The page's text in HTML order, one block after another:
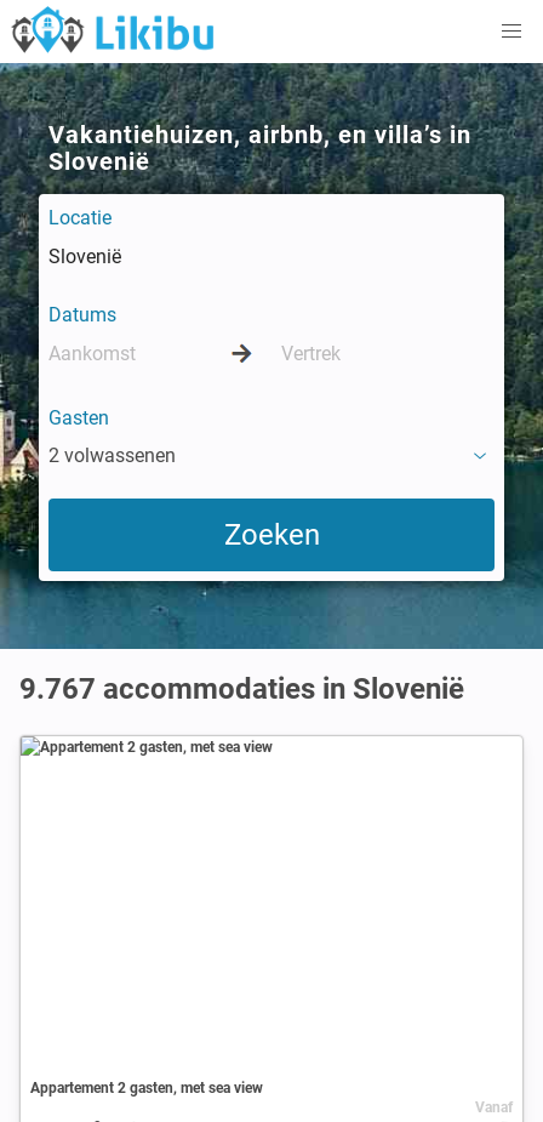
Vakantiehuizen, airbnb, en villa’s in
Slovenië
Locatie
Datums
Gasten
2 volwassenen
9.767 accommodaties in Slovenië
Appartement 2 gasten, met sea view
Vanaf